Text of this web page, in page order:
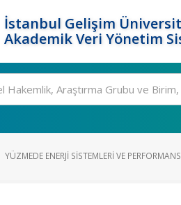
İstanbul Gelişim
Akademik Veri Yönetim
YÜZMEDE ENERJI SISTEMLERI VE